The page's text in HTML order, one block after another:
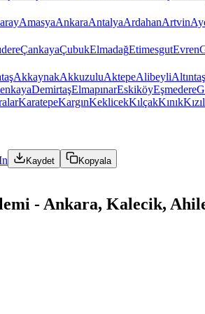
AmasyaAnkaraAntalyaArdahanArtvin
ÇankayaÇubukElmadağEtimesgutEvren
AkkaynakAkkuzuluAktepeAlibeyliAltıntaş
DemirtaşElmapınarEskiköyEşmedere
KaratepeKargınKeklicekKılçakKınık
Kaydet Kopyala
- Ankara, Kalecik,